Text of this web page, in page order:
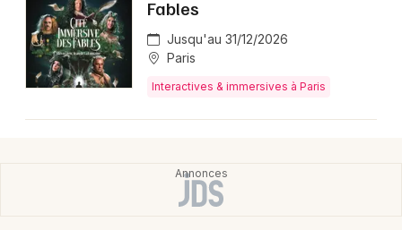
Concerts
Sports
Soirées
Nice
Paris
Fables
Jusqu'au 31/12/2026
Paris
Interactives & immersives à Paris